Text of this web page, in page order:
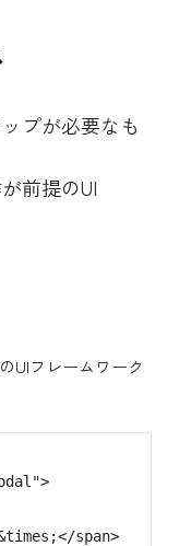
プが必要なも
前提のUI
UIフレームワーク